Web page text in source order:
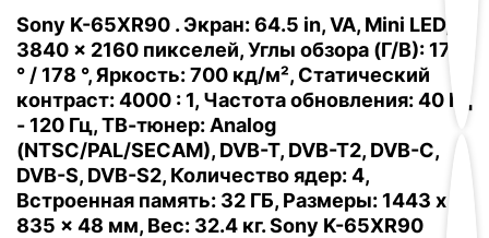
Sony K-65XR90 . Экран: 64.5 in, VA, Mini LED,
3840 x 2160 пикселей, Углы обзора (Г/В): 178
° / 178 °, Яркость: 700 кд/м², Статический
контраст: 4000 : 1, Частота обновления: 40 Гц
- 120 Гц, ТВ-тюнер: Analog
(NTSC/PAL/SECAM), DVB-T, DVB-T2, DVB-C,
DVB-S, DVB-S2, Количество ядер: 4,
Встроенная память: 32 ГБ, Размеры: 1443 x
835 x 48 мм, Вес: 32.4 кг. Sony K-65XR90